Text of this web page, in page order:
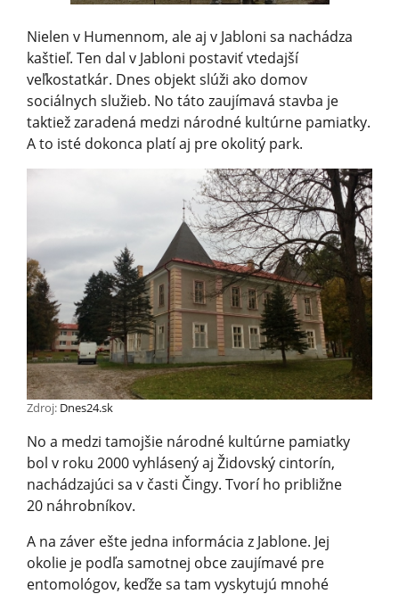
Nielen v Humennom, ale aj v Jabloni sa nachádza
kaštieľ. Ten dal v Jabloni postaviť vtedajší
veľkostatkár. Dnes objekt slúži ako domov
sociálnych služieb. No táto zaujímavá stavba je
taktiež zaradená medzi národné kultúrne pamiatky.
A to isté dokonca platí aj pre okolitý park.
Zdroj: Dnes24.sk
No a medzi tamojšie národné kultúrne pamiatky
bol v roku 2000 vyhlásený aj Židovský cintorín,
nachádzajúci sa v časti Čingy. Tvorí ho približne
20 náhrobníkov.
A na záver ešte jedna informácia z Jablone. Jej
okolie je podľa samotnej obce zaujímavé pre
entomológov, keďže sa tam vyskytujú mnohé